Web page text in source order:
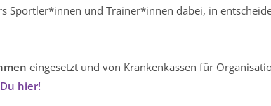
Sportler*innen und Trainer*innen dabei, in
eingesetzt und von Krankenkassen für
hier!